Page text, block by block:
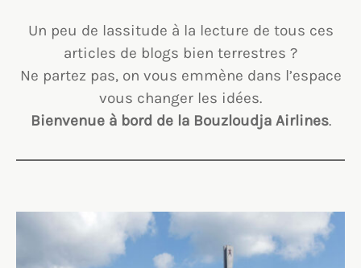
Un peu de lassitude à la lecture de tous ces
articles de blogs bien terrestres ?
Ne partez pas, on vous emmène dans l’espace
vous changer les idées.
Bienvenue à bord de la Bouzloudja Airlines.